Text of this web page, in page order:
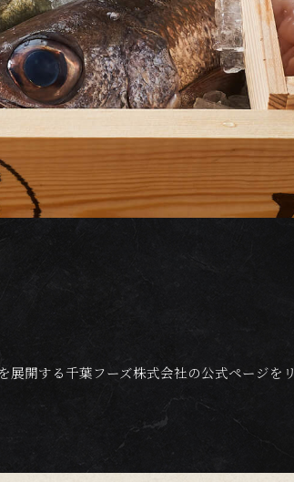
開する千葉フーズ株式会社の公式ページをリ